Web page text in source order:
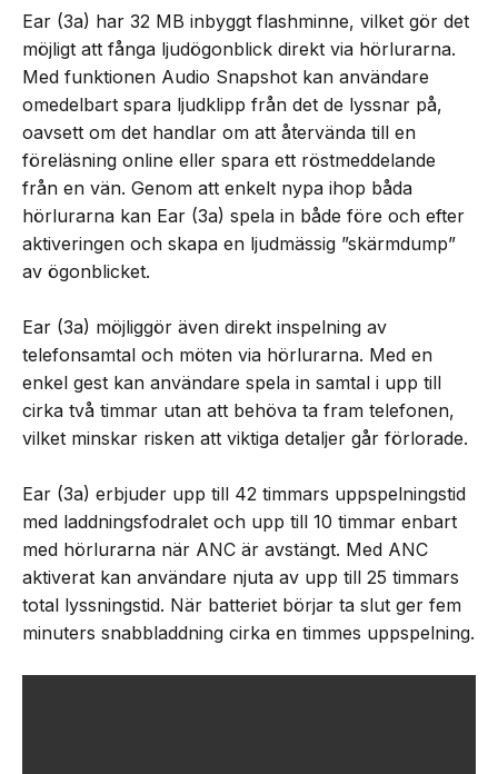
Ear (3a) har 32 MB inbyggt flashminne, vilket gör det
möjligt att fånga ljudögonblick direkt via hörlurarna.
Med funktionen Audio Snapshot kan användare
omedelbart spara ljudklipp från det de lyssnar på,
oavsett om det handlar om att återvända till en
föreläsning online eller spara ett röstmeddelande
från en vän. Genom att enkelt nypa ihop båda
hörlurarna kan Ear (3a) spela in både före och efter
aktiveringen och skapa en ljudmässig ”skärmdump”
av ögonblicket.
Ear (3a) möjliggör även direkt inspelning av
telefonsamtal och möten via hörlurarna. Med en
enkel gest kan användare spela in samtal i upp till
cirka två timmar utan att behöva ta fram telefonen,
vilket minskar risken att viktiga detaljer går förlorade.
Ear (3a) erbjuder upp till 42 timmars uppspelningstid
med laddningsfodralet och upp till 10 timmar enbart
med hörlurarna när ANC är avstängt. Med ANC
aktiverat kan användare njuta av upp till 25 timmars
total lyssningstid. När batteriet börjar ta slut ger fem
minuters snabbladdning cirka en timmes uppspelning.